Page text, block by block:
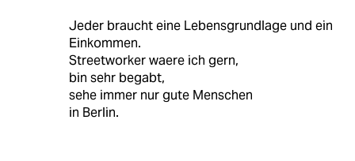
Jeder braucht eine Lebensgrundlage und ein
Einkommen.
Streetworker waere ich gern,
bin sehr begabt,
sehe immer nur gute Menschen
in Berlin.